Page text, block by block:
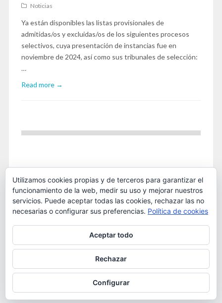
Noticias
Ya están disponibles las listas provisionales de
admitidas/os y excluidas/os de los siguientes procesos
selectivos, cuya presentación de instancias fue en
noviembre de 2024, así como sus tribunales de selección:
…
Read more →
Este obra está bajo unalicencia de Creative Commons
Reconocimiento-NoComercial 4.0 Internacional. 2016
OSTA
Utilizamos cookies propias y de terceros para garantizar el
funcionamiento de la web, medir su uso y mejorar nuestros
servicios. Puede aceptar todas las cookies, rechazar las no
necesarias o configurar sus preferencias. Política de cookies
Aceptar todo
Rechazar
Configurar